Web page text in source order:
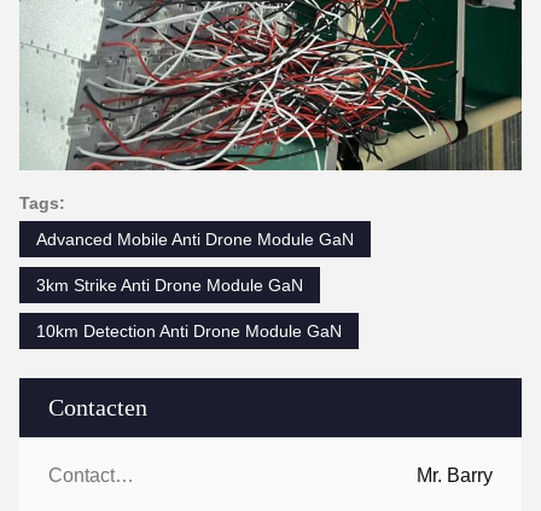
Contacten
Contacten: Mr. Barry
Tags:
Advanced Mobile Anti Drone Module GaN
3km Strike Anti Drone Module GaN
10km Detection Anti Drone Module GaN